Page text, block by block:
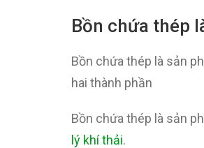
Bồn chứa thép
Bồn chứa thép là sản
hai thành phần
Bồn chứa thép là sản
lý khí thải.